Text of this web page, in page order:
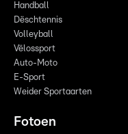
Handball
Dëschtennis
Volleyball
Vëlossport
Auto-Moto
E-Sport
Weider Sportaarten
Fotoen